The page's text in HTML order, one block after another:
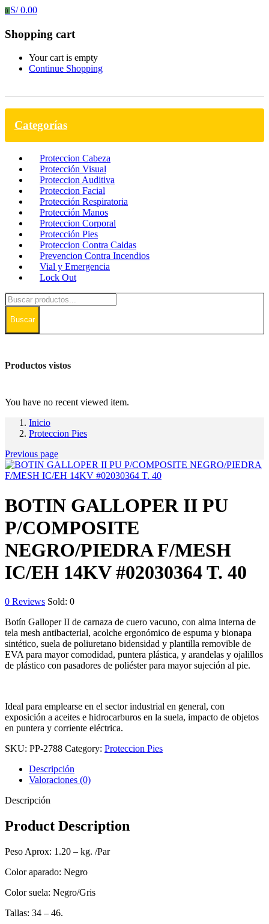
0 S/0.00
Shopping cart
Your cart is empty
Continue Shopping
Categorías
Proteccion Cabeza
Protección Visual
Proteccion Auditiva
Proteccion Facial
Protección Respiratoria
Protección Manos
Proteccion Corporal
Protección Pies
Proteccion Contra Caidas
Prevencion Contra Incendios
Vial y Emergencia
Lock Out
Buscar
Productos vistos
You have no recent viewed item.
Inicio
Proteccion Pies
Previous page
BOTIN GALLOPER II PU
P/COMPOSITE
NEGRO/PIEDRA F/MESH
IC/EH 14KV #02030364 T. 40
0 Reviews Sold: 0
Botín Galloper II de carnaza de cuero vacuno, con alma interna de
tela mesh antibacterial, acolche ergonómico de espuma y bionapa
sintético, suela de poliuretano bidensidad y plantilla removible de
EVA para mayor comodidad, puntera plástica, y arandelas y ojalillos
de plástico con pasadores de poliéster para mayor sujeción al pie.
Ideal para emplearse en el sector industrial en general, con
exposición a aceites e hidrocarburos en la suela, impacto de objetos
en puntera y corriente eléctrica.
SKU: PP-2788 Category: Proteccion Pies
Descripción
Valoraciones (0)
Descripción
Product Description
Peso Aprox: 1.20 – kg. /Par
Color aparado: Negro
Color suela: Negro/Gris
Tallas: 34 – 46.